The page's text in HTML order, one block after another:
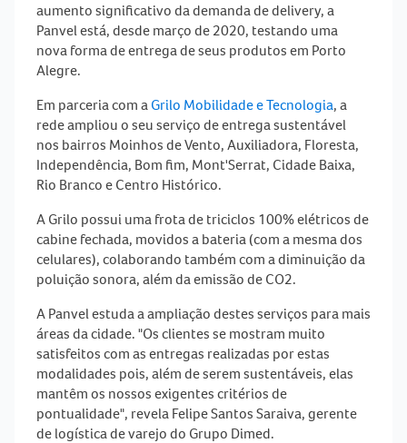
aumento significativo da demanda de delivery, a
Panvel está, desde março de 2020, testando uma
nova forma de entrega de seus produtos em Porto
Alegre.
Em parceria com a Grilo Mobilidade e Tecnologia, a
rede ampliou o seu serviço deentrega sustentável
nos bairros Moinhos de Vento, Auxiliadora, Floresta,
Independência, Bom fim, Mont'Serrat, Cidade Baixa,
Rio Branco e Centro Histórico.
A Grilo possui uma frota de triciclos 100% elétricos de
cabine fechada, movidos a bateria (com a mesma dos
celulares), colaborando também com a diminuição da
poluição sonora, além da emissão de CO2.
A Panvel estuda a ampliação destes serviços para mais
áreas da cidade. "Os clientes se mostram muito
satisfeitos com as entregas realizadas por estas
modalidades pois, além de serem sustentáveis, elas
mantêm os nossos exigentes critérios de
pontualidade", revela Felipe Santos Saraiva, gerente
de logística de varejo do Grupo Dimed.